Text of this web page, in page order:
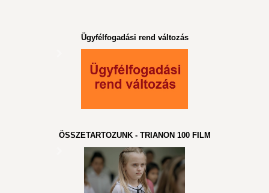
Ügyfélfogadási rend változás
ÖSSZETARTOZUNK - TRIANON 100 FILM